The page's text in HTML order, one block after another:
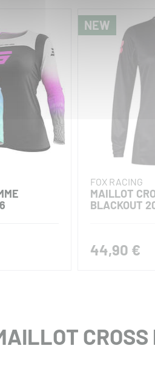
NEW
FOX RACING
MAILLOT
BLACKOUT
44,90 €
CROSS